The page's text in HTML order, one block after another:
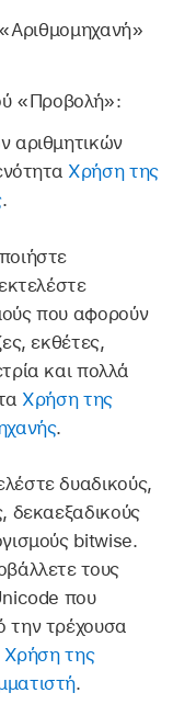
«Προβολή»:
αριθμητικών
Χρήση της
.
που αφορούν
εκθέτες,
και πολλά
Χρήση της
.
δυαδικούς,
δεκαεξαδικούς
bitwise.
τους
που
την τρέχουσα
Χρήση της
.